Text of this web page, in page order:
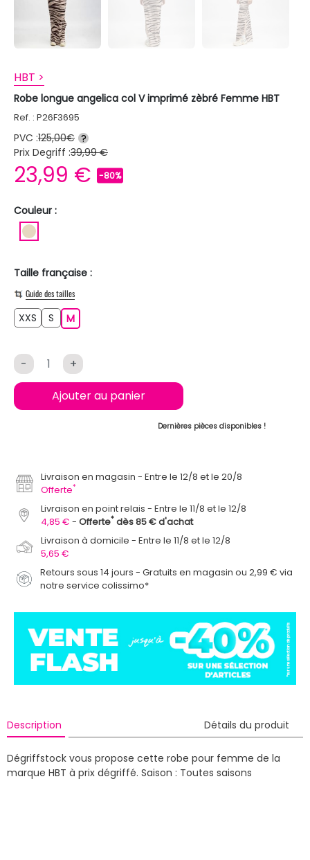
HBT >
Robe longue angelica col V imprimé zèbré Femme HBT
Ref. : P26F3695
PVC :125,00€ ?
Prix Degriff :39,99 €
23,99 € -80%
Couleur :
Taille française :
Guide des tailles
XXS XXS
S MM
- +
Ajouter au panier
Dernières pièces disponibles !
Livraison en magasin
Entre le 12/8 et le 20/8
Offerte*
Livraison en point relais
Entre le 11/8 et le 12/8
4,85 €
Offerte* dès 85 € d'achat
Livraison à domicile
Entre le 11/8 et le 12/8
5,65 €
Retours sous 14 jours - Gratuits en magasin ou 2,99 € via
notre service colissimo*
Description Détails du produit
Dégriffstock vous propose cette robe pour femme de la
marque HBT à prix dégriffé. Saison : Toutes saisons